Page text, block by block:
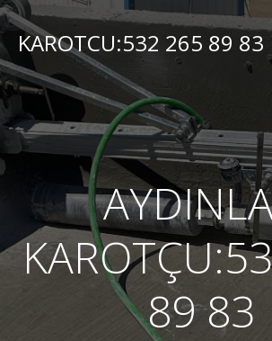
İçeriğe
geçKAROTCU:532 265 89 83
89 83